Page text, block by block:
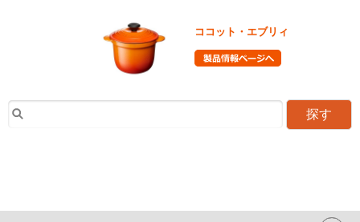
ココット・エブリィ
探す